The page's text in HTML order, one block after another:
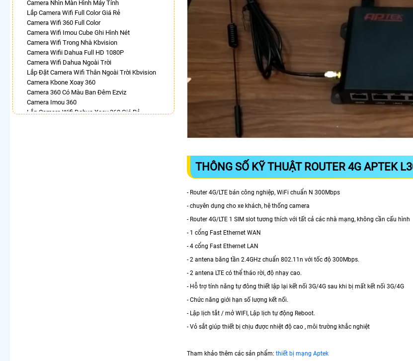
Camera Nhìn Màn Hình Máy Tính
Lắp Camera Wifi Full Color Giá Rẻ
Camera Wifi 360 Full Color
Camera Wifi Imou Cube Ghi Hình Nét
Camera Wifi Trong Nhà Kbvision
Camera Wifii Dahua Full HD 1080P
Camera Wifi Dahua Ngoài Trời
Lắp Đặt Camera Wifi Thân Ngoài Trời Kbvision
Camera Kbone Xoay 360
Camera 360 Có Màu Ban Đêm Ezviz
Camera Imou 360
Lắp Camera Wifi Dahua Xoay 360 Giá Rẻ
THÔNG SỐ KỸ THUẬT ROUTER 4G APTEK
- Router 4G/LTE bán công nghiệp, WiFi chuẩn N 300Mbps
- chuyên dụng cho xe khách, hệ thống camera
- Router 4G/LTE 1 SIM slot tương thích với tất cả các nhà mạng, không cần cấu hình
- 1 cổng Fast Ethernet WAN
- 4 cổng Fast Ethernet LAN
- 2 antena băng tần 2.4GHz chuẩn 802.11n với tốc độ 300Mbps.
- 2 antena LTE có thể tháo rời, độ nhạy cao.
- Hỗ trợ tính năng tự đông thiết lập lại kết nối 3G/4G sau khi bị mất kết nối 3G/4G
- Chức năng giới hạn số lượng kết nối.
- Lập lịch tắt / mở WIFI, Lập lịch tự động Reboot.
- Vỏ sắt giúp thiết bị chịu được nhiệt độ cao , môi trường khắc nghiệt
Tham khảo thêm các sản phẩm: thiết bị mạng Aptek